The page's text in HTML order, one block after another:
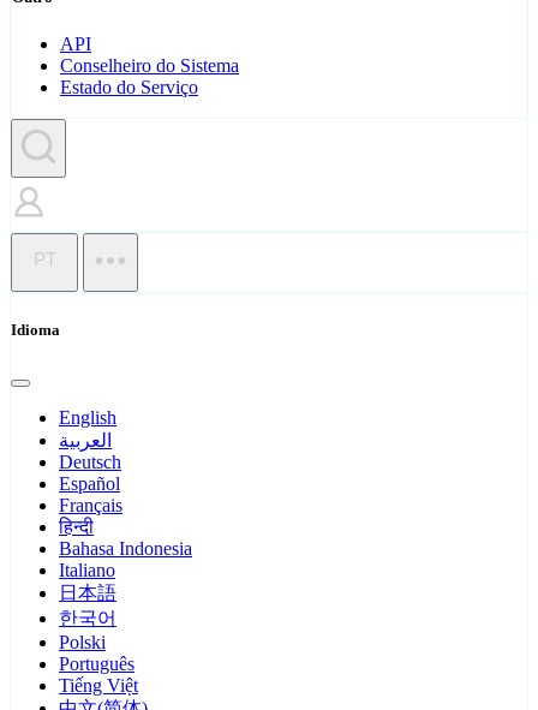
API
Conselheiro do Sistema
Estado do Serviço
PT
Idioma
English
العربية
Deutsch
Español
Français
हिन्दी
Bahasa Indonesia
Italiano
日本語
한국어
Polski
Português
Tiếng Việt